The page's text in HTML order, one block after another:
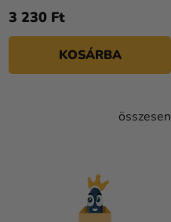
3 230 Ft
KOSÁRBA
összesen